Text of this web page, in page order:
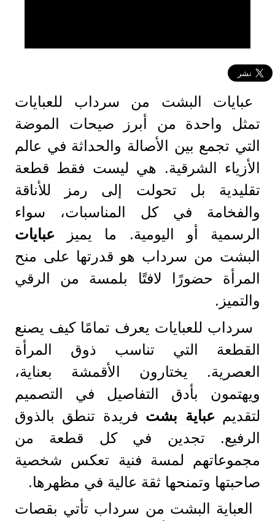
عبايات البشت من سرداب للعبايات
تمثل واحدة من أبرز صيحات الموضة
التي تجمع بين الأصالة والحداثة في عالم
الأزياء الشرقية. هي ليست فقط قطعة
تقليدية بل تحولت إلى رمز للأناقة
والفخامة في كل المناسبات، سواء
الرسمية أو اليومية. ما يميز عبايات
البشت من سرداب هو قدرتها على منح
المرأة حضورًا لافتًا بلمسة من الرقي
والتميز.
سرداب للعبايات يعرف تمامًا كيف يصنع
القطعة التي تناسب ذوق المرأة
العصرية. يختارون الأقمشة بعناية،
ويهتمون بأدق التفاصيل في التصميم
لتقديم عباية بشت فريدة تنطق بالذوق
الرفيع. تجدين في كل قطعة من
مجموعاتهم لمسة فنية تعكس شخصية
صاحبتها وتمنحها ثقة عالية في مظهرها.
العباية البشت من سرداب تأتي بقصات